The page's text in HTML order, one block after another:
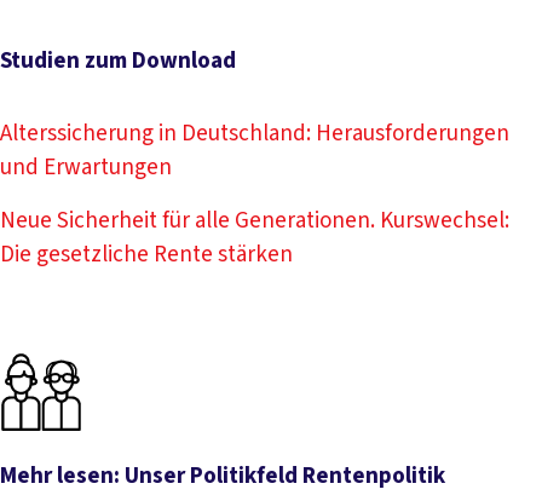
Studien zum Download
Alterssicherung in Deutschland: Herausforderungen
und Erwartungen
Neue Sicherheit für alle Generationen. Kurswechsel:
Die gesetzliche Rente stärken
Mehr lesen: Unser Politikfeld Rentenpolitik